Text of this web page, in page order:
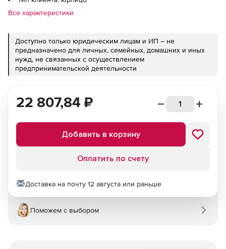
Все характеристики
Доступно только юридическим лицам и ИП – не
предназначено для личных, семейных, домашних и иных
нужд, не связанных с осуществлением
предпринимательской деятельности
22 807,84 ₽
Добавить в корзину
Оплатить по счету
Доставка на почту 12 августа или раньше
Поможем с выбором